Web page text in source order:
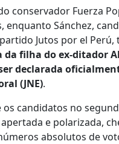
conservador Fuerza
enquanto Sánchez,
Jutos por el Perú,
da filha do ex-ditador
declarada
(JNE).
os candidatos no
e polarizada,
absolutos de